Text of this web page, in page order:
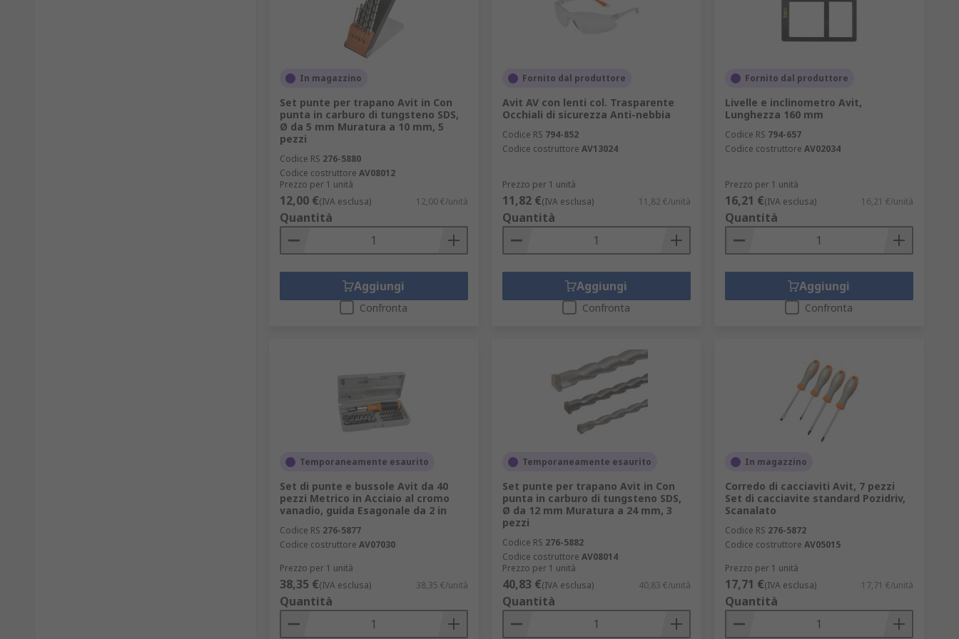
In magazzino
Set punte per trapano Avit in Con
punta in carburo di tungsteno SDS,
Ø da 5 mm Muratura a 10 mm, 5
pezzi
Codice RS 276-5880
Codice costruttore AV08012
Prezzo per 1 unità
12,00 €(IVA esclusa) 12,00 €/unità
Quantità
Aggiungi
Confronta
Fornito dal produttore
Avit AV con lenti col. Trasparente
Occhiali di sicurezza Anti-nebbia
Codice RS 794-852
Codice costruttore AV13024
Prezzo per 1 unità
11,82 €(IVA esclusa) 11,82 €/unità
Quantità
Aggiungi
Confronta
Fornito dal produttore
Livelle e inclinometro Avit,
Lunghezza 160 mm
Codice RS 794-657
Codice costruttore AV02034
Prezzo per 1 unità
16,21 €(IVA esclusa) 16,21 €/unità
Quantità
Aggiungi
Confronta
Temporaneamente esaurito
Set di punte e bussole Avit da 40
pezzi Metrico in Acciaio al cromo
vanadio, guida Esagonale da 2 in
Codice RS 276-5877
Codice costruttore AV07030
Prezzo per 1 unità
38,35 €(IVA esclusa) 38,35 €/unità
Quantità
Temporaneamente esaurito
Set punte per trapano Avit in Con
punta in carburo di tungsteno SDS,
Ø da 12 mm Muratura a 24 mm, 3
pezzi
Codice RS 276-5882
Codice costruttore AV08014
Prezzo per 1 unità
40,83 €(IVA esclusa) 40,83 €/unità
Quantità
In magazzino
Corredo di cacciaviti Avit, 7 pezzi
Set di cacciavite standard Pozidriv,
Scanalato
Codice RS 276-5872
Codice costruttore AV05015
Prezzo per 1 unità
17,71 €(IVA esclusa) 17,71 €/unità
Quantità